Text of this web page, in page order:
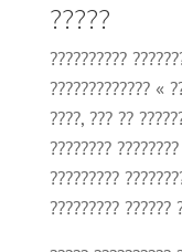
?????
??????????
????????????? «
????, ??? ??
????????
?????????
????????? ??????